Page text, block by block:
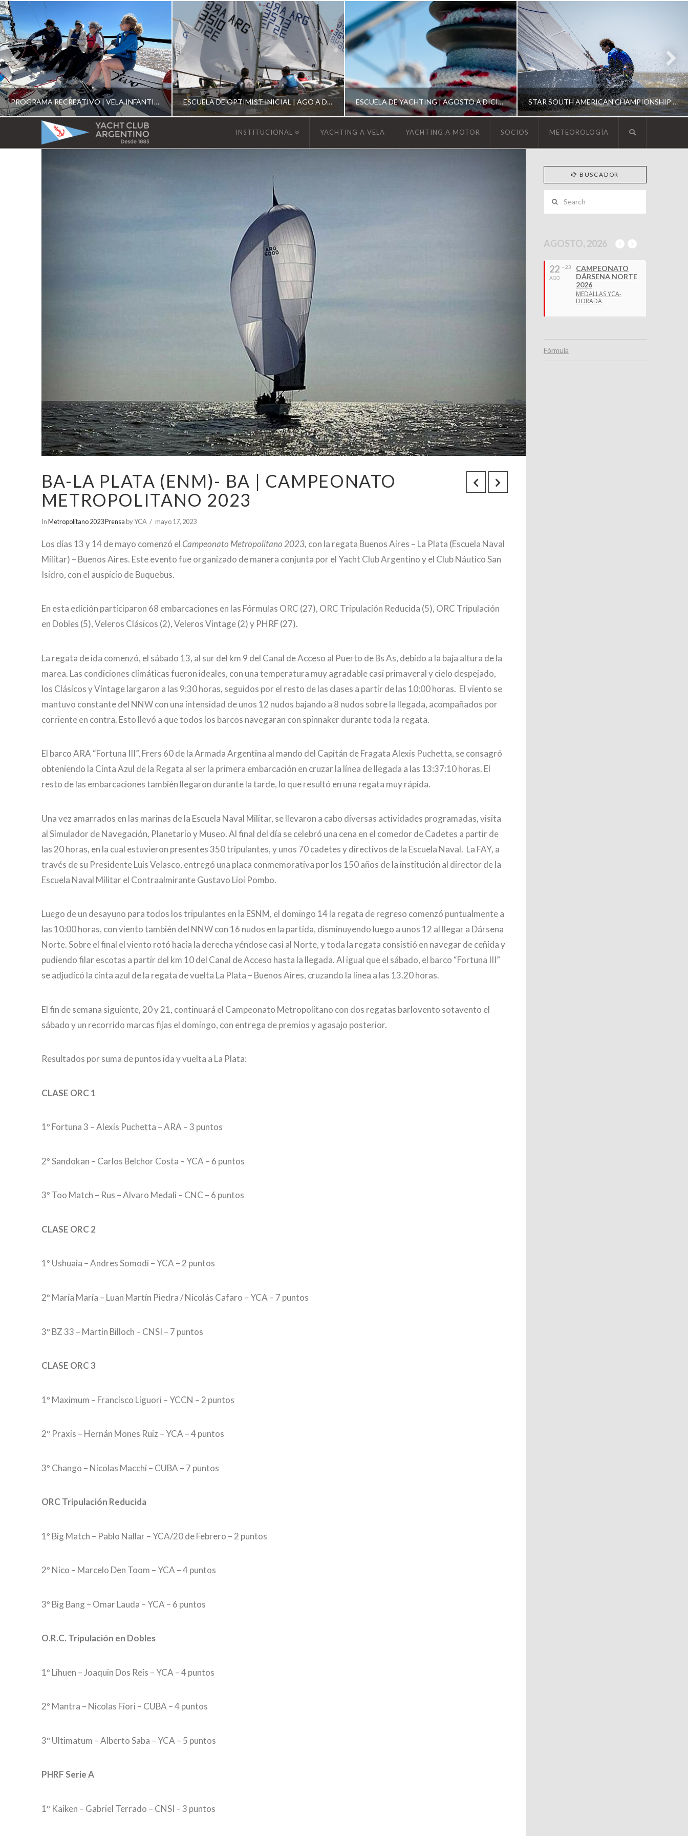
PROGRAMA RECREATIVO | VELA INFANTIL, JUVENIL Y DE CRUCERO 2026 ESCUELA DE OPTIMIST INICIAL | AGO A DIC 2026
ESCUELA OPTIMIST
ESCUELA DE YACHTING | AGOSTO A DICIEMBRE 2026 STAR SOUTH AMERICAN CHAMPIONSHIP 2026
SOUTH AMERICAN STAR 2026
YACHT
CLUB
ARGENTINO
INSTITUCIONAL YACHTING A VELA YACHTING A MOTOR SOCIOS METEOROLOGÍA
BA-LA PLATA (ENM)- BA | CAMPEONATO
METROPOLITANO 2023
InMetropolitano 2023 Prensa by YCA mayo 17, 2023
Los días 13 y 14 de mayo comenzó el Campeonato Metropolitano 2023, con la regata Buenos Aires – La Plata (Escuela Naval
Militar) – Buenos Aires. Este evento fue organizado de manera conjunta por el Yacht Club Argentino y el Club Náutico San
Isidro, con el auspicio de Buquebus.
En esta edición participaron 68 embarcaciones en las Fórmulas ORC (27), ORC Tripulación Reducida (5), ORC Tripulación
en Dobles (5), Veleros Clásicos (2), Veleros Vintage (2) y PHRF (27).
La regata de ida comenzó, el sábado 13, al sur del km 9 del Canal de Acceso al Puerto de Bs As, debido a la baja altura de la
marea. Las condiciones climáticas fueron ideales, con una temperatura muy agradable casi primaveral y cielo despejado,
los Clásicos y Vintage largaron a las 9:30 horas, seguidos por el resto de las clases a partir de las 10:00 horas. El viento se
mantuvo constante del NNW con una intensidad de unos 12 nudos bajando a 8 nudos sobre la llegada, acompañados por
corriente en contra. Esto llevó a que todos los barcos navegaran con spinnaker durante toda la regata.
El barco ARA “Fortuna III”, Frers 60 de la Armada Argentina al mando del Capitán de Fragata Alexis Puchetta, se consagró
obteniendo la Cinta Azul de la Regata al ser la primera embarcación en cruzar la línea de llegada a las 13:37:10 horas. El
resto de las embarcaciones también llegaron durante la tarde, lo que resultó en una regata muy rápida.
Una vez amarrados en las marinas de la Escuela Naval Militar, se llevaron a cabo diversas actividades programadas, visita
al Simulador de Navegación, Planetario y Museo. Al final del día se celebró una cena en el comedor de Cadetes a partir de
las 20 horas, en la cual estuvieron presentes 350 tripulantes, y unos 70 cadetes y directivos de la Escuela Naval. La FAY, a
través de su Presidente Luis Velasco, entregó una placa conmemorativa por los 150 años de la institución al director de la
Escuela Naval Militar el Contraalmirante Gustavo Lioi Pombo.
Luego de un desayuno para todos los tripulantes en la ESNM, el domingo 14 la regata de regreso comenzó puntualmente a
las 10:00 horas, con viento también del NNW con 16 nudos en la partida, disminuyendo luego a unos 12 al llegar a Dársena
Norte. Sobre el final el viento rotó hacia la derecha yéndose casi al Norte, y toda la regata consistió en navegar de ceñida y
pudiendo filar escotas a partir del km 10 del Canal de Acceso hasta la llegada. Al igual que el sábado, el barco “Fortuna III”
se adjudicó la cinta azul de la regata de vuelta La Plata – Buenos Aires, cruzando la línea a las 13.20 horas.
El fin de semana siguiente, 20 y 21, continuará el Campeonato Metropolitano con dos regatas barlovento sotavento el
sábado y un recorrido marcas fijas el domingo, con entrega de premios y agasajo posterior.
Resultados por suma de puntos ida y vuelta a La Plata:
CLASE ORC 1
1º Fortuna 3 – Alexis Puchetta – ARA – 3 puntos
2º Sandokan – Carlos Belchor Costa – YCA – 6 puntos
3º Too Match – Rus – Alvaro Medali – CNC – 6 puntos
CLASE ORC 2
1º Ushuaia – Andres Somodi – YCA – 2 puntos
2º María María – Luan Martín Piedra / Nicolás Cafaro – YCA – 7 puntos
3º BZ 33 – Martin Billoch – CNSI – 7 puntos
CLASE ORC 3
1º Maximum – Francisco Liguori – YCCN – 2 puntos
2º Praxis – Hernán Mones Ruiz – YCA – 4 puntos
3º Chango – Nicolas Macchi – CUBA – 7 puntos
ORC Tripulación Reducida
1º Big Match – Pablo Nallar – YCA/20 de Febrero – 2 puntos
2º Nico – Marcelo Den Toom – YCA – 4 puntos
3º Big Bang – Omar Lauda – YCA – 6 puntos
O.R.C. Tripulación en Dobles
1º Lihuen – Joaquin Dos Reis – YCA – 4 puntos
2º Mantra – Nicolas Fiori – CUBA – 4 puntos
3º Ultimatum – Alberto Saba – YCA – 5 puntos
PHRF Serie A
1º Kaiken – Gabriel Terrado – CNSI – 3 puntos
BUSCADOR
AGOSTO, 2026
22
AGO
- 23
CAMPEONATO
DÁRSENA NORTE
2026
MEDALLAS YCA-
DORADA
Fórmula